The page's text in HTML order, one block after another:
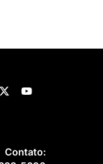
Contato: